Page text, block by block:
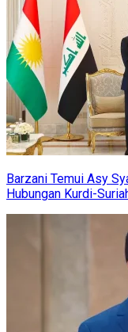
Barzani Temui Asy
Hubungan Kurdi-